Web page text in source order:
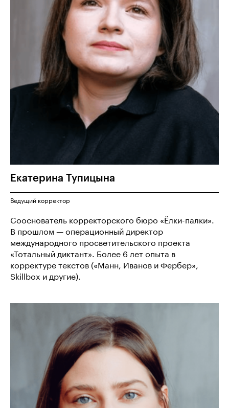
Екатерина Тупицына
Ведущий корректор
Сооснователь корректорского бюро «Ёлки-палки».
В прошлом — операционный директор
международного просветительского проекта
«Тотальный диктант». Более 6 лет опыта в
корректуре текстов («Манн, Иванов и Фербер»,
Skillbox и другие).